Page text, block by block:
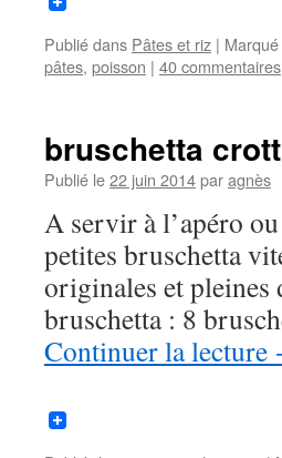
Publié dans Pâtes et riz |
pâtes, poisson | 40 commentaires
bruschetta
Publié le22 juin 2014paragnès
A servir à l’apéro
petites bruschetta
originales et pleines
bruschetta : 8
Continuer la lecture